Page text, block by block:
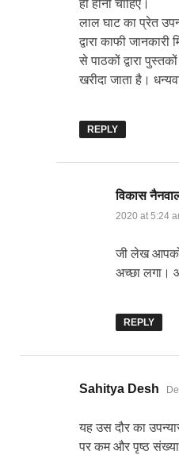
ही होनी चाहिए।
लाल घाट का प्रेत
द्वारा काफी
से पाठकों द्वारा
खरीदा जाता है।
REPLY
विकास
2020 at 5:24
जी लेख
अच्छा लगा।
REPLY
Sahitya Desh
यह उस दौर का
पर कम और पृष्ठ